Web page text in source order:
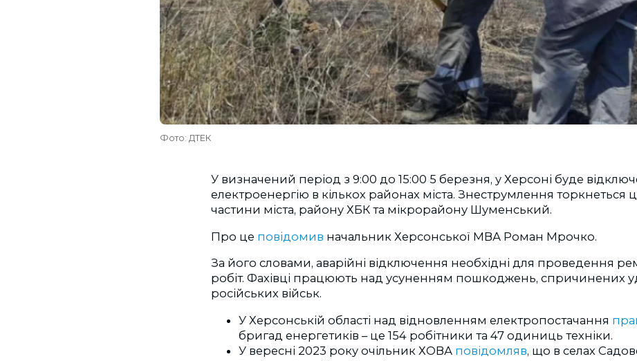
Фото: ДТЕК
У визначений період з 9:00 до 15:00 5 березня, у Херсоні буде
електроенергію в кількох районах міста. Знеструмлення торкнеться
частини міста, району ХБК та мікрорайону Шуменський.
Про це повідомив начальник Херсонської МВА Роман Мрочко.
За його словами, аварійні відключення необхідні для проведення
робіт. Фахівці працюють над усуненням пошкоджень, спричинених
російських військ.
У Херсонській області над відновленням електропостачання
бригад енергетиків – це 154 робітники та 47 одиниць техніки.
У вересні 2023 року очільник ХОВА повідомляв, що в селах